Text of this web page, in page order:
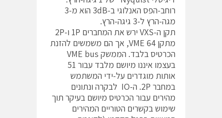
רוחב-הפס האנלוגי ב-3dB הוא מ-3
מגה-הרץ ל-3 גיגה-הרץ.
תקן ה-VXS ירש את המחברים 1P ו-2P
מתקן VME 64, אך הם משמשים להזנת
הכרטיס בלבד. הממשק VME bus
בעצמו איננו מיושם מלבד עבור 51
אותות מוגדרים על-ידי המשתמש
במחבר 2P. ה-IO לבקרה ונתונים
מהירים עבור הכרטיס מיושם בעיקר תוך
שימוש בקשרים הטוריים המהירים